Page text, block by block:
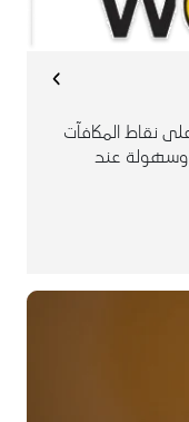
نقاط المكافآت
وسهولة عند